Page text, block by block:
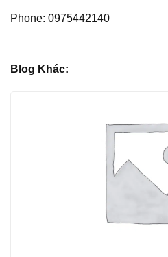
Phone: 0975442140
Blog Khác: